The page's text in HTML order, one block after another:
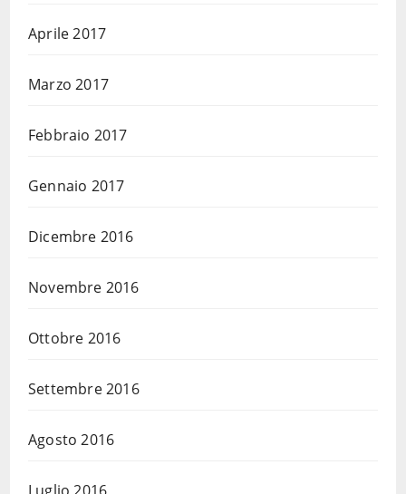
Aprile 2017
Marzo 2017
Febbraio 2017
Gennaio 2017
Dicembre 2016
Novembre 2016
Ottobre 2016
Settembre 2016
Agosto 2016